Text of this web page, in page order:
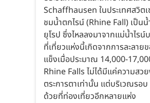
Schaffhausen ในประเทศสวิต
ชมน้ำตกไรน์ (Rhine Fall) เป็น
ยุโรป ซึ่งไหลลงมาจากแม่น้ำไรน์
ที่เที่ยวแห่งนี้เกิดจากการละลาย
แข็งเมื่อประมาณ 14,000-
Rhine Falls ไม่ได้มีแค่ความสว
ตระการตาเท่านั้น แต่บริเวณรอ
ด้วยที่ท่องเที่ยวอีกหลายแห่ง